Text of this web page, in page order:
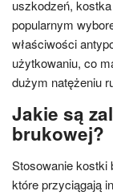
uszkodzeń,
popularnym
właściwości
użytkowaniu, co
dużym natężeniu
Jakie są
brukowej?
Stosowanie kostki
które przyciągają